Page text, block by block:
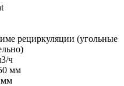
рециркуляции (угольные
ч
мм
мм